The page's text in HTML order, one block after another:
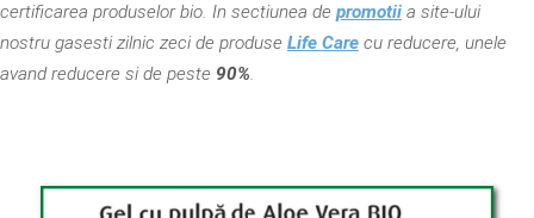
certificarea produselor bio. In sectiunea de promotii a site-ului
nostru gasesti zilnic zeci de produse Life Care cu reducere, unele
avand reducere si de peste 90%.